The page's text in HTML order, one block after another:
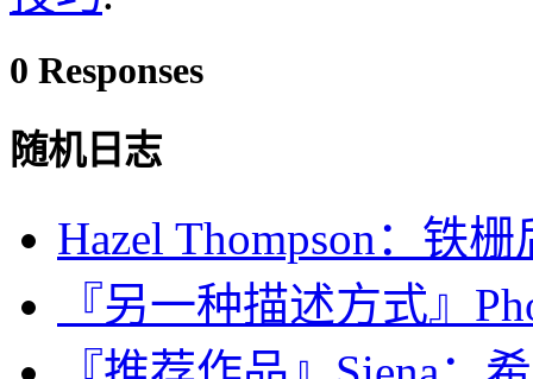
0 Responses
随机日志
Hazel Thompson：铁
『另一种描述方式』